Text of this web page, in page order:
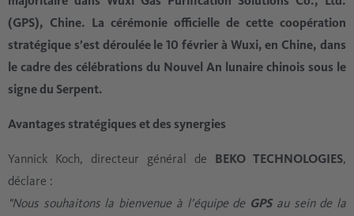
(GPS), Chine. La cérémonie officielle de cette coopération
stratégique s’est déroulée le 10 février à Wuxi, en Chine, dans
le cadre des célébrations du Nouvel An lunaire chinois sous le
signe du Serpent.
Avantages stratégiques et des synergies
Yannick Koch, directeur général de BEKO TECHNOLOGIES,
déclare :
"Nous souhaitons la bienvenue à l’équipe de GPSau sein de la